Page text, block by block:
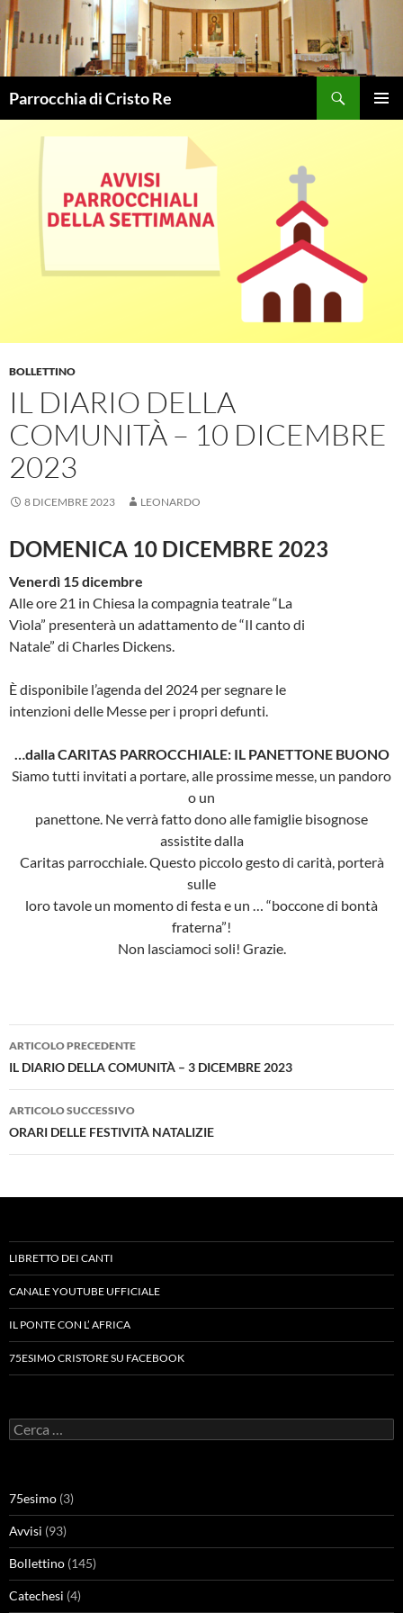
Vai
al
contenuto
Parrocchia di Cristo Re
BOLLETTINO
IL DIARIO DELLA
COMUNITÀ – 10 DICEMBRE
2023
8 DICEMBRE 2023 LEONARDO
DOMENICA 10 DICEMBRE 2023
Venerdì 15 dicembre
Alle ore 21 in Chiesa la compagnia teatrale “La
Vìola” presenterà un adattamento de “Il canto di
Natale” di Charles Dickens.
È disponibile l’agenda del 2024 per segnare le
intenzioni delle Messe per i propri defunti.
…dalla CARITAS PARROCCHIALE: IL PANETTONE BUONO
Siamo tutti invitati a portare, alle prossime messe, un pandoro
o un
panettone. Ne verrà fatto dono alle famiglie bisognose
assistite dalla
Caritas parrocchiale. Questo piccolo gesto di carità, porterà
sulle
loro tavole un momento di festa e un … “boccone di bontà
fraterna”!
Non lasciamoci soli! Grazie.
Navigazione
articolo
ARTICOLO PRECEDENTE
IL DIARIO DELLA COMUNITÀ – 3 DICEMBRE 2023
ARTICOLO SUCCESSIVO
ORARI DELLE FESTIVITÀ NATALIZIE
LIBRETTO DEI CANTI
CANALE YOUTUBE UFFICIALE
IL PONTE CON L’ AFRICA
75ESIMO CRISTORE SU FACEBOOK
Ricerca
per:
75esimo (3)
Avvisi (93)
Bollettino (145)
Catechesi (4)